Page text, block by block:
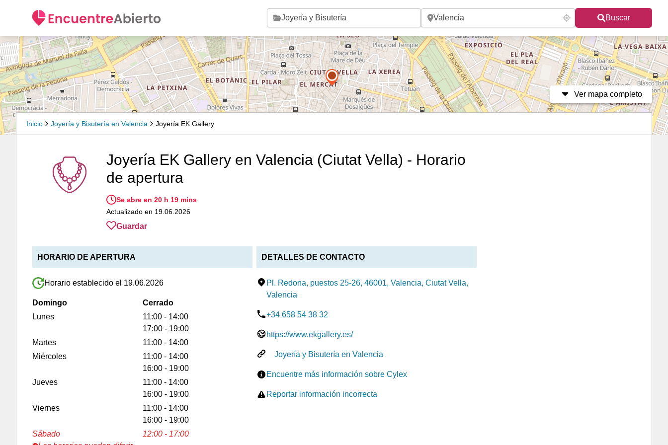
Buscar
Ver mapa completo
Inicio Joyería y Bisutería en Valencia Joyería EK Gallery
Joyería EK Gallery en Valencia (Ciutat Vella) - Horario
de apertura
Se abre en 20 h 19 mins
Actualizado en 19.06.2026
Guardar
HORARIO DE APERTURA
Horario establecido el 19.06.2026
Domingo
Cerrado
Lunes
11:00 - 14:00
17:00 - 19:00
Martes
11:00 - 14:00
Miércoles
11:00 - 14:00
16:00 - 19:00
Jueves
11:00 - 14:00
16:00 - 19:00
Viernes
11:00 - 14:00
16:00 - 19:00
Sábado
12:00 - 17:00
DETALLES DE CONTACTO
Pl. Redona, puestos 25-26, 46001, Valencia, Ciutat Vella,
Valencia
+34 658 54 38 32
https://www.ekgallery.es/
Joyería y Bisutería en Valencia
Encuentre más información sobre Cylex
Reportar información incorrecta